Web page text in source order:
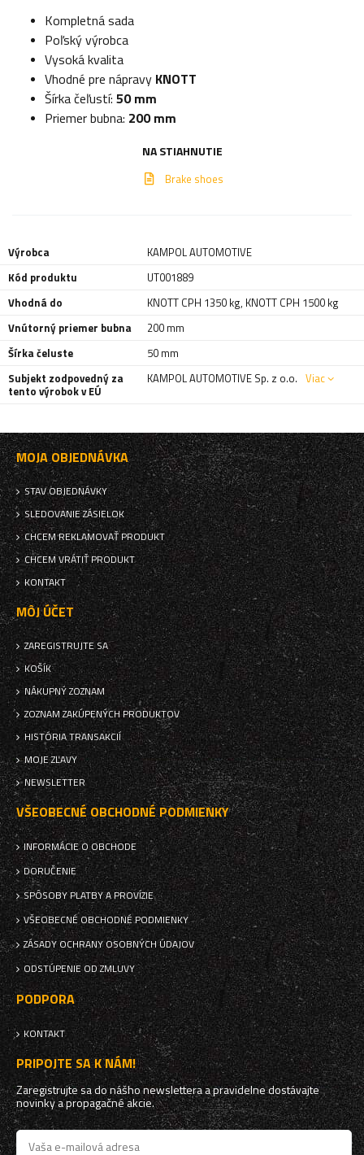
Kompletná sada
Poľský výrobca
Vysoká kvalita
Vhodné pre nápravy KNOTT
Šírka čeľustí: 50 mm
Priemer bubna: 200 mm
NA STIAHNUTIE
Brake shoes
Výrobca
KAMPOL AUTOMOTIVE
Kód produktu
UT001889
Vhodná do
KNOTT CPH 1350 kg, KNOTT CPH 1500 kg
Vnútorný priemer bubna
200 mm
Šírka čeluste
50 mm
Subjekt zodpovedný za
tento výrobok v EÚ
KAMPOL AUTOMOTIVE Sp. z o.o. Viac
MOJA OBJEDNÁVKA
STAV OBJEDNÁVKY
SLEDOVANIE ZÁSIELOK
CHCEM REKLAMOVAŤ PRODUKT
CHCEM VRÁTIŤ PRODUKT
KONTAKT
MÔJ ÚČET
ZAREGISTRUJTE SA
KOŠÍK
NÁKUPNÝ ZOZNAM
ZOZNAM ZAKÚPENÝCH PRODUKTOV
HISTÓRIA TRANSAKCIÍ
MOJE ZĽAVY
NEWSLETTER
VŠEOBECNÉ OBCHODNÉ PODMIENKY
INFORMÁCIE O OBCHODE
DORUČENIE
SPÔSOBY PLATBY A PROVÍZIE
VŠEOBECNÉ OBCHODNÉ PODMIENKY
ZÁSADY OCHRANY OSOBNÝCH ÚDAJOV
ODSTÚPENIE OD ZMLUVY
PODPORA
KONTAKT
PRIPOJTE SA K NÁM!
Zaregistrujte sa do nášho newslettera a pravidelne dostávajte
novinky a propagačné akcie.